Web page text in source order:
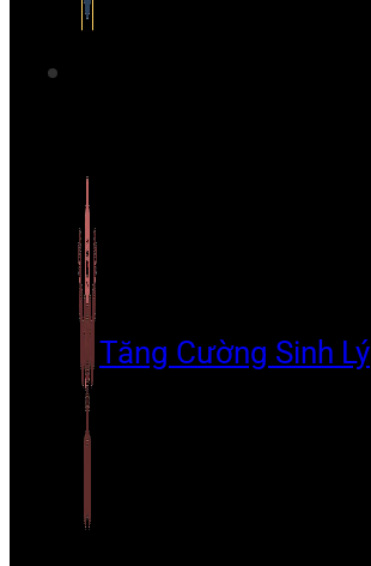
Tăng Cường Sinh Lý